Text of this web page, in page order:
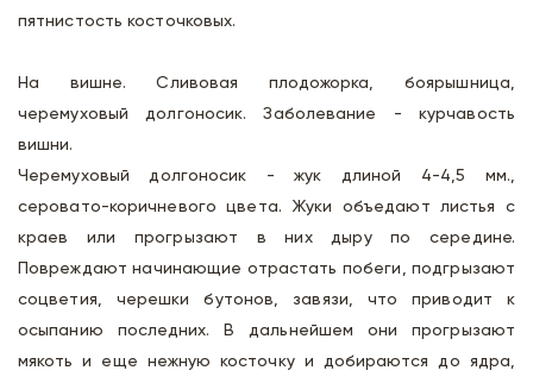
пятнистость косточковых.
На вишне. Сливовая плодожорка, боярышница,
черемуховый долгоносик. Заболевание - курчавость
вишни.
Черемуховый долгоносик - жук длиной 4-4,5 мм.,
серовато-коричневого цвета. Жуки объедают листья с
краев или прогрызают в них дыру по середине.
Повреждают начинающие отрастать побеги, подгрызают
соцветия, черешки бутонов, завязи, что приводит к
осыпанию последних. В дальнейшем они прогрызают
мякоть и еще нежную косточку и добираются до ядра,